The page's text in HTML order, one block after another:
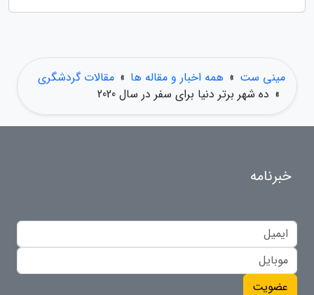
مینی ست » همه اخبار و مقاله ها » مقالات گردشگری
» ده شهر برتر دنیا برای سفر در سال 2020
خبرنامه
عضویت